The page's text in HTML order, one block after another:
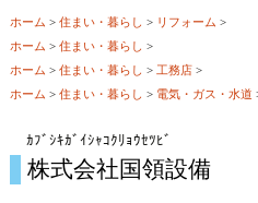
ホーム > 住まい・暮らし > リフォーム >
ホーム > 住まい・暮らし >
ホーム > 住まい・暮らし > 工務店>
ホーム > 住まい・暮らし > 電気・ガス・水道
ｶﾌﾞｼｷｶﾞｲｼｬｺｸﾘｮｳｾﾂﾋﾞ
株式会社国領設備